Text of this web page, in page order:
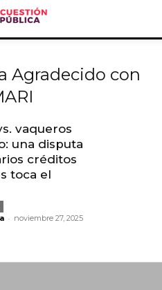
Agradecido con
vaqueros
una disputa
créditos
toca el
- noviembre 27, 2025